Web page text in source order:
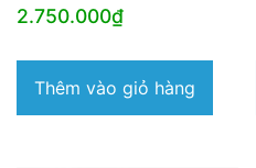
2.750.000₫
Thêm vào giỏ hàng